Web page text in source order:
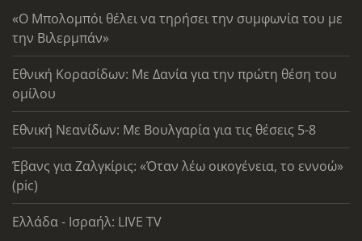
«Ο Μπολομπόι θέλει να τηρήσει την συμφωνία του με
την Βιλερμπάν»
Εθνική Κορασίδων: Με Δανία για την πρώτη θέση του
ομίλου
Εθνική Νεανίδων: Με Βουλγαρία για τις θέσεις 5-8
Έβανς για Ζαλγκίρις: «Όταν λέω οικογένεια, το εννοώ»
(pic)
Ελλάδα - Ισραήλ: LIVE TV